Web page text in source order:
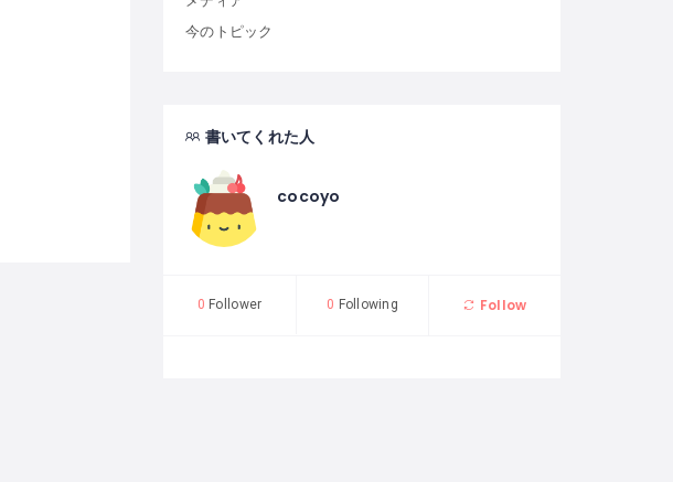
今のトピック
書いてくれた人
cocoyo
0 Follower 0 Following Follow